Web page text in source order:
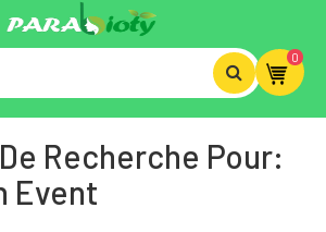
0
Recherche Pour:
Event